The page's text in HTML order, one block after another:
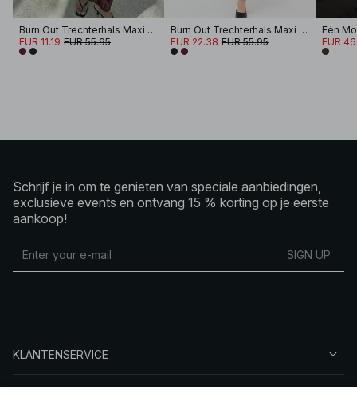
Burn Out Trechterhals Maxi Dress
EUR 11.19 EUR 55.95
Burn Out Trechterhals Maxi Dress
EUR 22.38 EUR 55.95
Eén
EUR
Schrijf je in om te genieten van speciale aanbiedingen,
exclusieve events en ontvang 15 % korting op je eerste
aankoop!
SIGN UP
KLANTENSERVICE